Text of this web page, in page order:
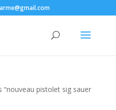
pistolet sig sauer